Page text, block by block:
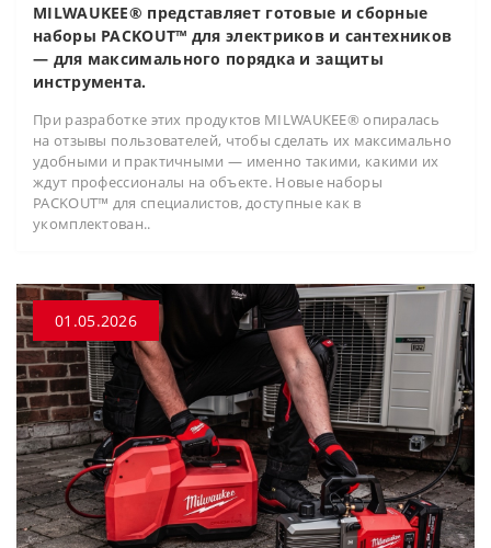
MILWAUKEE® представляет готовые и сборные
наборы PACKOUT™ для электриков и сантехников
— для максимального порядка и защиты
инструмента.
При разработке этих продуктов MILWAUKEE® опиралась
на отзывы пользователей, чтобы сделать их максимально
удобными и практичными — именно такими, какими их
ждут профессионалы на объекте. Новые наборы
PACKOUT™ для специалистов, доступные как в
укомплектован..
01.05.2026